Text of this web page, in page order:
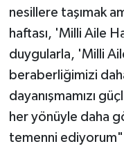
nesillere taşımak
haftası, 'Milli Aile
duygularla, 'Milli
beraberliğimizi
dayanışmamızı
her yönüyle daha
temenni ediyorum"